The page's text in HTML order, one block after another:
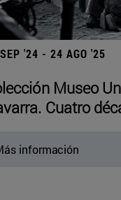
'24 - 24 AGO '25
Museo
Cuatro
información